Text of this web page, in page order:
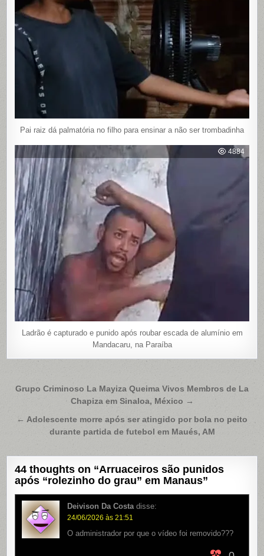
Pai raiz dá palmatória no filho para ensinar a não ser trombadinha
4884
Ladrão é capturado e punido após roubar escada de alumínio em
Mandacaru, na Paraíba
Navegação
Post
Grupo Criminoso La Mayiza Queima Vivos Membros de La
Chapiza em Sinaloa, México →
← Adolescente morre após ser atingido por bola no peito
durante partida de futebol em Maués, AM
44 thoughts on “Arruaceiros são punidos
após “rolezinho do grau” em Manaus”
Deivison Da Costa disse:
24/06/2026 às 21:51
O administrador por que o vídeo foi removido???